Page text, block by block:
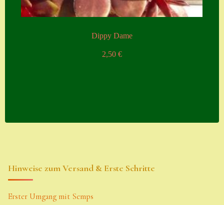
Dippy Dame
2,50 €
Hinweise zum Versand & Erste Schritte
Erster Umgang mit Semps